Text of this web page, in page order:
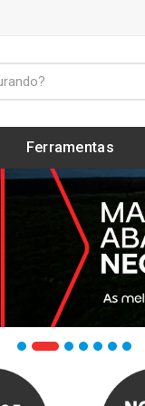
Ferramentas